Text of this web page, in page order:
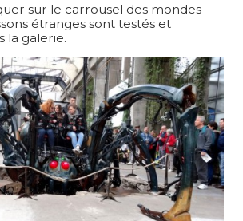
sur le carrousel des mondes
étranges sont testés et
la galerie.